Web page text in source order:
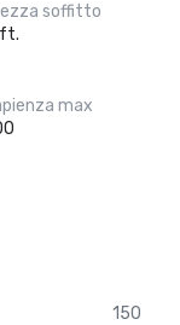
soffitto
max
150